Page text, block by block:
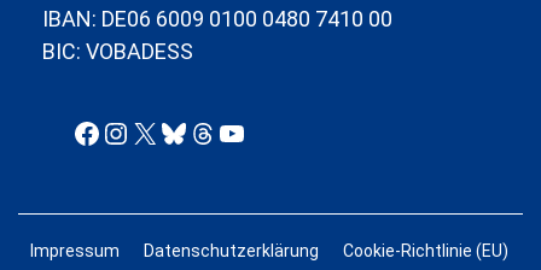
IBAN: DE06 6009 0100 0480 7410 00
BIC: VOBADESS
Facebook
Instagram
X Bluesky
Threads
YouTube
Impressum Datenschutzerklärung Cookie-Richtlinie (EU)